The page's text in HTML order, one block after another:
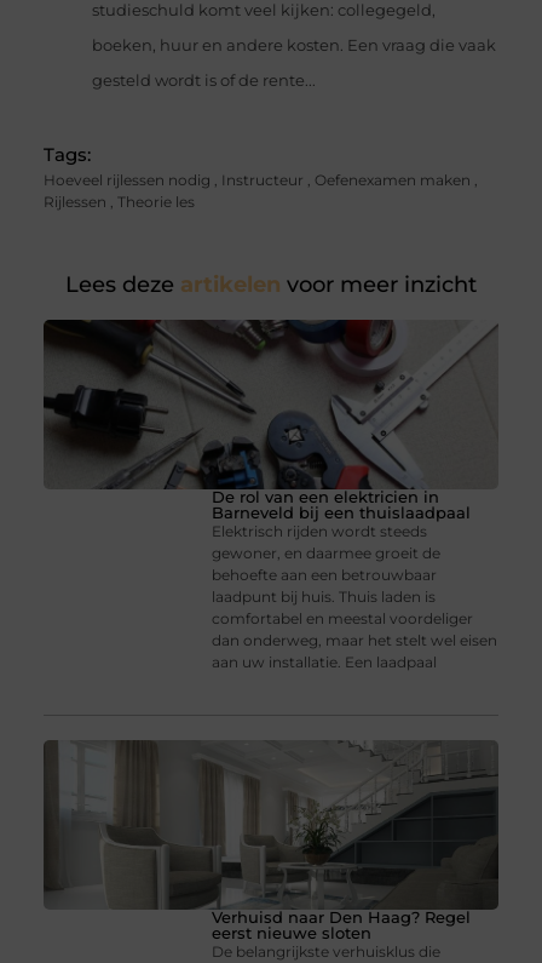
studieschuld komt veel kijken: collegegeld,
boeken, huur en andere kosten. Een vraag die vaak
gesteld wordt is of de rente...
Tags:
Hoeveel rijlessen nodig , Instructeur , Oefenexamen maken ,
Rijlessen , Theorie les
Lees deze artikelen voor meer inzicht
De rol van een elektricien in
Barneveld bij een thuislaadpaal
Elektrisch rijden wordt steeds
gewoner, en daarmee groeit de
behoefte aan een betrouwbaar
laadpunt bij huis. Thuis laden is
comfortabel en meestal voordeliger
dan onderweg, maar het stelt wel eisen
aan uw installatie. Een laadpaal
Verhuisd naar Den Haag? Regel
eerst nieuwe sloten
De belangrijkste verhuisklus die